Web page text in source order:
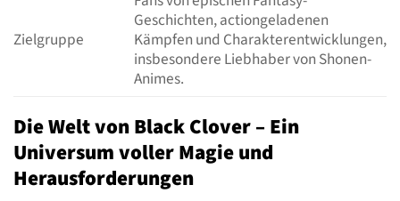
Zielgruppe
Geschichten, actiongeladenen
Kämpfen und Charakterentwicklungen,
insbesondere Liebhaber von Shonen-
Animes.
Die Welt von Black Clover – Ein
Universum voller Magie und
Herausforderungen